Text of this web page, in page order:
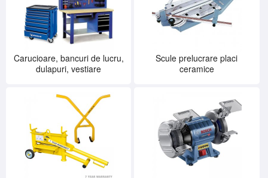
Carucioare, bancuri de lucru,
dulapuri, vestiare
Scule prelucrare placi
ceramice